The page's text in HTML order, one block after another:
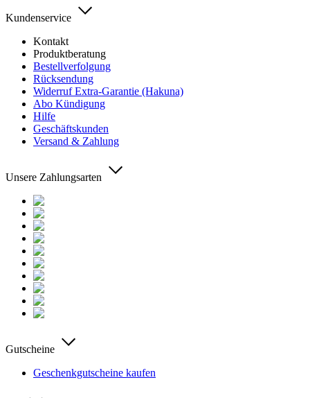
Kundenservice
Kontakt
Produktberatung
Bestellverfolgung
Rücksendung
Widerruf Extra-Garantie (Hakuna)
Abo Kündigung
Hilfe
Geschäftskunden
Versand & Zahlung
Unsere Zahlungsarten
Gutscheine
Geschenkgutscheine kaufen